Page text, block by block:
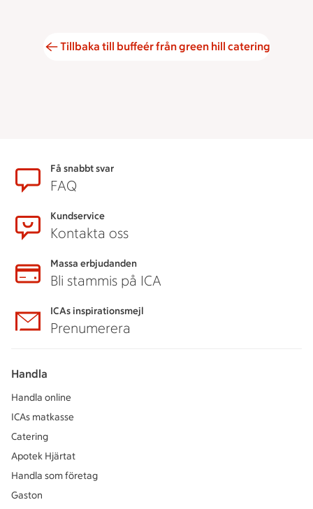
Tillbaka till buffeér från green hill catering
SidfotFå snabbt svar
FAQ
Kundservice
Kontakta oss
Massa erbjudanden
Bli stammis på ICA
ICAs inspirationsmejl
Prenumerera
Handla
Handla online
ICAs matkasse
Catering
Apotek Hjärtat
Handla som företag
Gaston